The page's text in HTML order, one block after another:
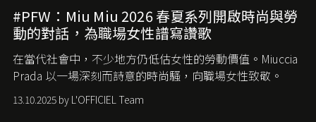
#PFW：Miu Miu 2026 春夏系列開啟時尚與勞
動的對話，為職場女性譜寫讚歌
在當代社會中，不少地方仍低估女性的勞動價值。 Miuccia
Prada 以一場深刻而詩意的時尚騷，向職場女性致敬。
13.10.2025 by L'OFFICIEL Team